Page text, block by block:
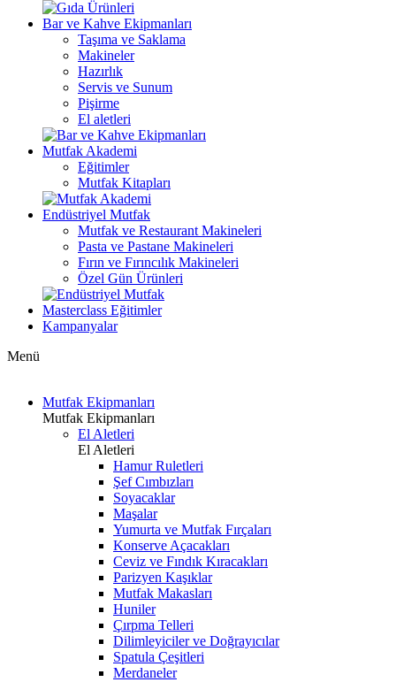
Bar ve Kahve Ekipmanları
Taşıma ve Saklama
Makineler
Hazırlık
Servis ve Sunum
Pişirme
El aletleri
Mutfak Akademi
Eğitimler
Mutfak Kitapları
Endüstriyel Mutfak
Mutfak ve Restaurant Makineleri
Pasta ve Pastane Makineleri
Fırın ve Fırıncılık Makineleri
Özel Gün Ürünleri
Masterclass Eğitimler
Kampanyalar
Menü
Mutfak Ekipmanları
Mutfak Ekipmanları
El Aletleri
El Aletleri
Hamur Ruletleri
Şef Cımbızları
Soyacaklar
Maşalar
Yumurta ve Mutfak Fırçaları
Konserve Açacakları
Ceviz ve Fındık Kıracakları
Parizyen Kaşıklar
Mutfak Makasları
Huniler
Çırpma Telleri
Dilimleyiciler ve Doğrayıcılar
Spatula Çeşitleri
Merdaneler